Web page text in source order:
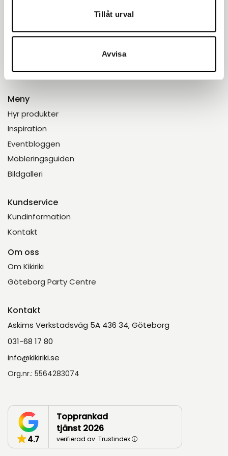
Tillåt urval
Avvisa
Meny
Hyr produkter
Inspiration
Eventbloggen
Möbleringsguiden
Bildgalleri
Kundservice
Kundinformation
Kontakt
Om oss
Om Kikiriki
Göteborg Party Centre
Kontakt
Askims Verkstadsväg 5A 436 34, Göteborg
031-68 17 80
info@kikiriki.se
Org.nr.: 5564283074
4.7
Topprankad
tjänst 2026
verifierad av: Trustindex